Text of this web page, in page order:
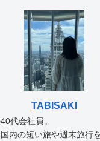
TABISAKI
代会社員。
内の短い旅や週末旅行